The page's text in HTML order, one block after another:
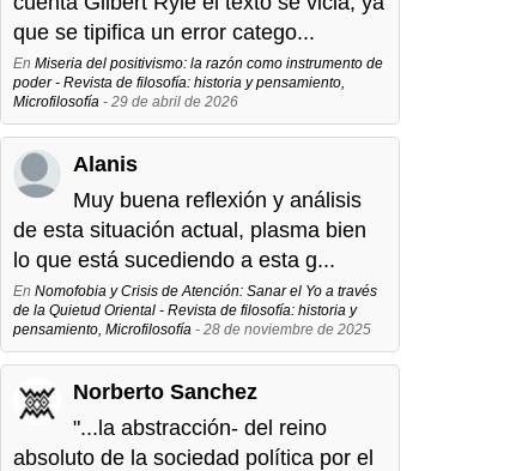
que se tipifica un error catego...
En Miseria del positivismo: la razón como instrumento de
poder - Revista de filosofía: historia y pensamiento,
Microfilosofía - 29 de abril de 2026
Alanis
Muy buena reflexión y análisis
de esta situación actual, plasma bien
lo que está sucediendo a esta g...
En Nomofobia y Crisis de Atención: Sanar el Yo a través
de la Quietud Oriental - Revista de filosofía: historia y
pensamiento, Microfilosofía - 28 de noviembre de 2025
Norberto Sanchez
"...la abstracción- del reino
absoluto de la sociedad política por el